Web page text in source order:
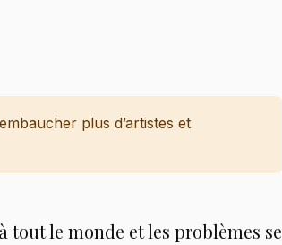
plus d’artistes et
le monde et les problèmes se